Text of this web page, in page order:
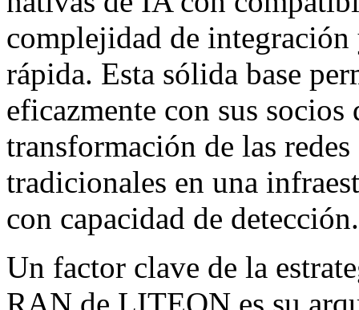
complejidad de
rápida. Esta sólida base
eficazmente con sus socios
transformación de las
tradicionales en una
con capacidad de detección.
Un factor clave de la
RAN de LITEON es su